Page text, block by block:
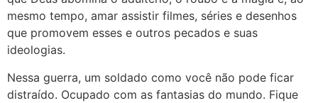
mesmo tempo, amar assistir filmes, séries e desenhos
que promovem esses e outros pecados e suas
ideologias.
Nessa guerra, um soldado como você não pode ficar
distraído. Ocupado com as fantasias do mundo. Fique